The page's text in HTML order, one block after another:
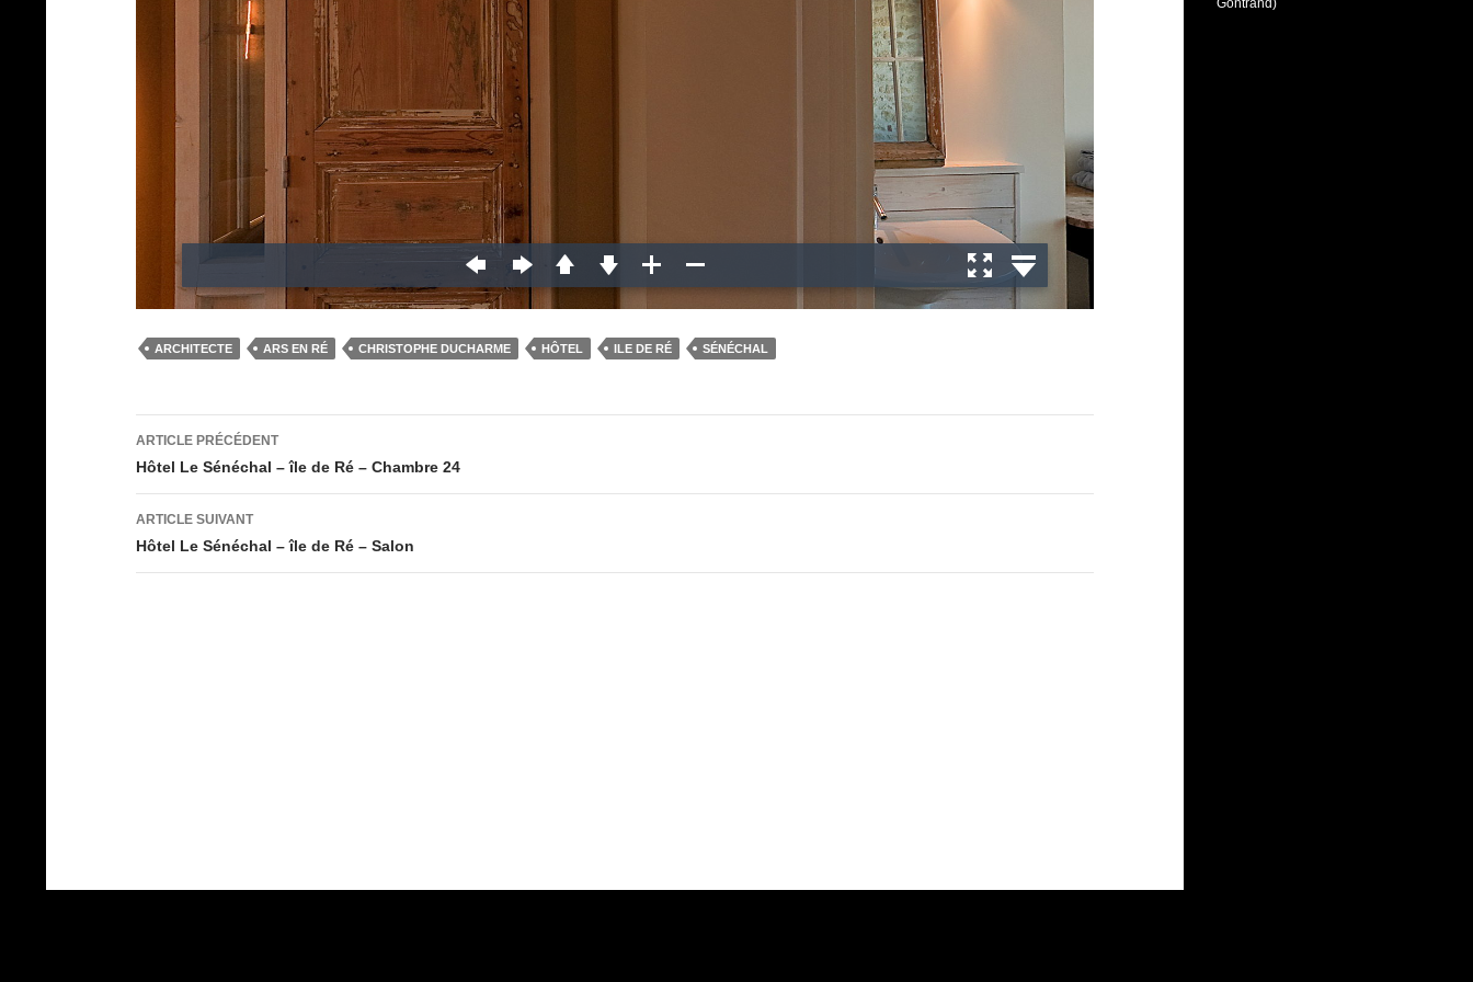
ARCHITECTE ARS EN RÉ CHRISTOPHE DUCHARME HÔTEL ILE DE RÉ SÉNÉCHAL
Navigation
des
articles
ARTICLE PRÉCÉDENT
Hôtel Le Sénéchal – île de Ré – Chambre 24
ARTICLE SUIVANT
Hôtel Le Sénéchal – île de Ré – Salon
Gontrand)